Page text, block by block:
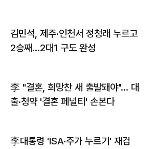
김민석, 제주·인천서 정청래 누르고
2승째…2대1 구도 완성
李 "결혼, 희망찬 새 출발돼야"… 대
출·청약 '결혼 페널티' 손본다
李대통령 'ISA·주가 누르기' 재검